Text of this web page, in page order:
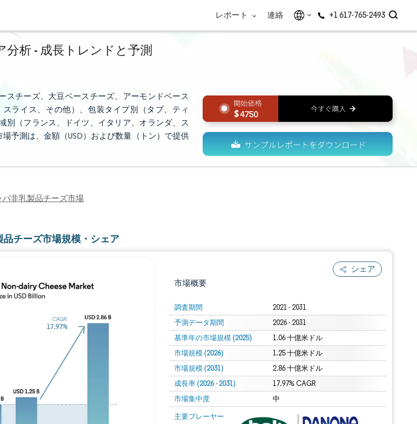
レポート 連絡 +1 617-765-2493
析 - 成長トレンドと予測
スチーズ、大豆ベースチーズ、アーモンドベース
ライス、その他）、包装タイプ別（タブ、ティ
別（フランス、ドイツ、イタリア、オランダ、ス
予測は、金額（USD）および数量（トン）で提供
4750
パ非乳製品チーズ市場
品チーズ市場規模・シェア
シェア
市場概要
調査期間 2021 - 2031
予測データ期間 2026 - 2031
基準年の市場規模 (2025) 1.06 十億米ドル
市場規模 (2026) 1.25 十億米ドル
市場規模 (2031) 2.86 十億米ドル
成長率 (2026 - 2031) 17.97% CAGR
市場集中度 中
主要プレーヤー
画像 © Mordor Intelligence。再利用にはCC BY 4.0の表示が必要です。
画像 © Mordor Intelligence。再利用にはCC BY 4.0の表示が必要です。